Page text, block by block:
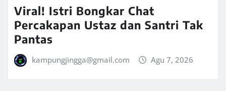
Viral! Istri Bongkar Chat
Percakapan Ustaz dan Santri Tak
Pantas
kampungjingga@gmail.com Agu 7, 2026